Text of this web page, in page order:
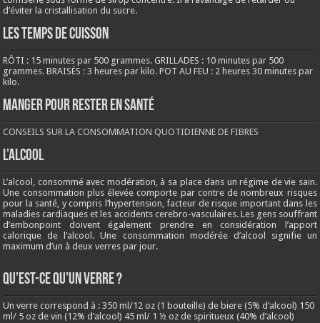
d’éviter la cristallisation du sucre.
LES TEMPS DE CUISSON
RÔTI : 15 minutes par 500 grammes. GRILLADES : 10 minutes par 500
grammes. BRAISÉS : 3 heures par kilo. POT AU FEU : 2 heures 30 minutes par
kilo.
Manger pour rester en santé
CONSEILS SUR LA CONSOMMATION QUOTIDIENNE DE FIBRES
L’ALCOOL
L’alcool, consommé avec modération, à sa place dans un régime de vie sain.
Une consommation plus élevée comporte par contre de nombreux risques
pour la santé, y compris l’hypertension, facteur de risque important dans les
maladies cardiaques et les accidents cerebro-vasculaires. Les gens souffrant
d’embonpoint doivent également prendre en considération l’apport
calorique de l’alcool. Une consommation modérée d’alcool signifie un
maximum d’un à deux verres par jour.
QU’EST-CE QU’UN VERRE ?
Un verre correspond à : 350 ml/12 oz (1 bouteille) de biere (5% d’alcool) 150
ml/ 5 oz de vin (12% d’alcool) 45 ml/ 1 ½ oz de spiritueux (40% d’alcool)